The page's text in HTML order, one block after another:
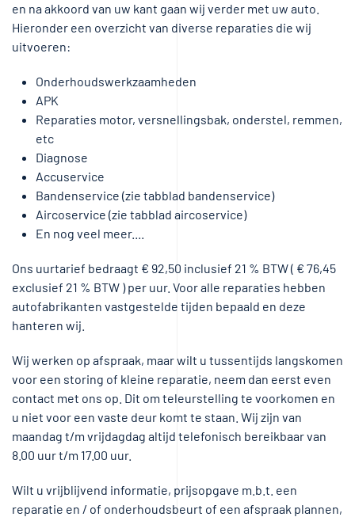
en na akkoord van uw kant gaan wij verder met uw auto.
Hieronder een overzicht van diverse reparaties die wij
uitvoeren:
Onderhoudswerkzaamheden
APK
Reparaties motor, versnellingsbak, onderstel, remmen,
etc
Diagnose
Accuservice
Bandenservice (zie tabblad bandenservice)
Aircoservice (zie tabblad aircoservice)
En nog veel meer....
Ons uurtarief bedraagt € 92,50 inclusief 21 % BTW ( € 76,45
exclusief 21 % BTW ) per uur. Voor alle reparaties hebben
autofabrikanten vastgestelde tijden bepaald en deze
hanteren wij.
Wij werken op afspraak, maar wilt u tussentijds langskomen
voor een storing of kleine reparatie, neem dan eerst even
contact met ons op. Dit om teleurstelling te voorkomen en
u niet voor een vaste deur komt te staan. Wij zijn van
maandag t/m vrijdagdag altijd telefonisch bereikbaar van
8.00 uur t/m 17.00 uur.
Wilt u vrijblijvend informatie, prijsopgave m.b.t. een
reparatie en / of onderhoudsbeurt of een afspraak plannen,